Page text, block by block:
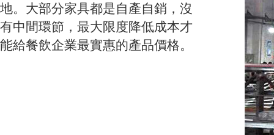
地。大部分家具都是自產自銷，沒
有中間環節，最大限度降低成本才
能給餐飲企業最實惠的產品價格。